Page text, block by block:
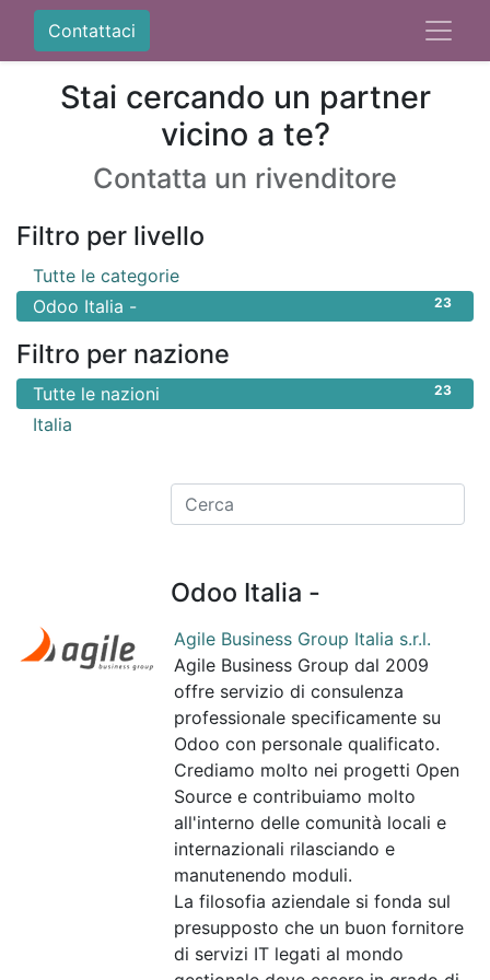
Contattaci
Stai cercando un partner
vicino a te?
Contatta un rivenditore
Filtro per livello
Tutte le categorie
23
Odoo Italia -
Filtro per nazione
23
Tutte le nazioni
Italia
Odoo Italia -
Agile Business Group Italia s.r.l.
Agile Business Group dal 2009
offre servizio di consulenza
professionale specificamente su
Odoo con personale qualificato.
Crediamo molto nei progetti Open
Source e contribuiamo molto
all'interno delle comunità locali e
internazionali rilasciando e
manutenendo moduli.
La filosofia aziendale si fonda sul
presupposto che un buon fornitore
di servizi IT legati al mondo